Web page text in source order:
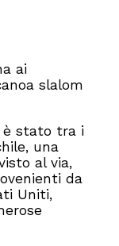
ai
slalom
è stato tra i
una
al via,
da
Uniti,